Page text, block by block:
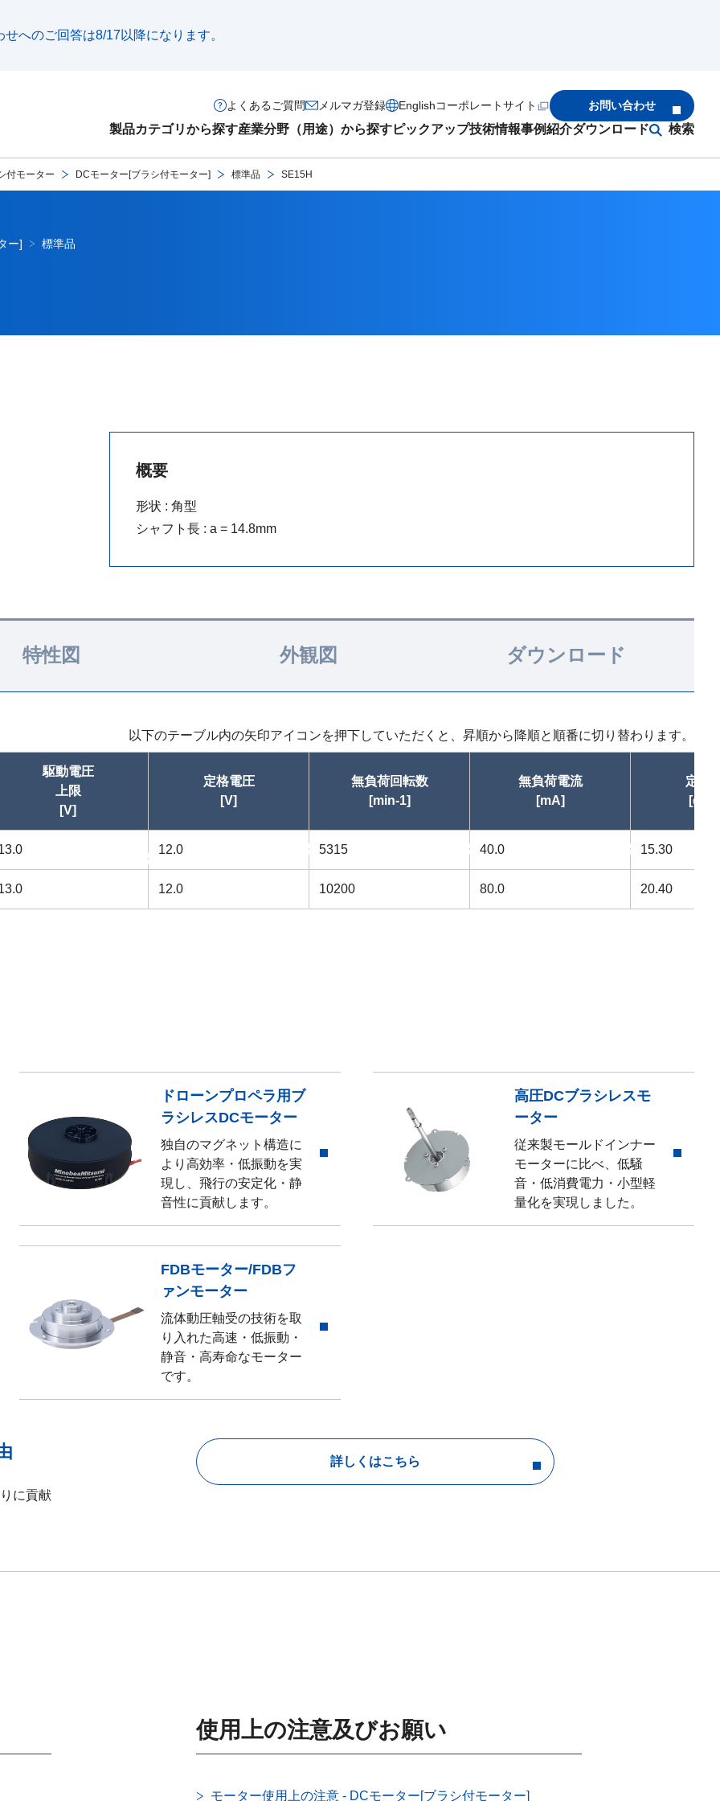
へのご回答は8/17以降になります。
製品カテゴリから探す産業分野（用途）から探すピックアップ技術情報事例紹介ダウンロード 検索
よくあるご質問 メルマガ登録 Englishコーポレートサイト お問い合わせ
付モーター DCモーター[ブラシ付モーター] 標準品 SE15H
ー] 標準品
概要
形状 : 角型
シャフト長 : a = 14.8mm
以下のテーブル内の矢印アイコンを押下していただくと、昇順から降順と順番に切り替わります。
駆動電圧
上限
[V]
定格電圧
[V]
無負荷回転数
[min-1]
無負荷電流
[mA]
定格
[gf･
12.0 5315 40.0 15.30
12.0 10200 80.0 20.40
特性図 外観図 ダウンロード
ドローンプロペラ用ブ
ラシレスDCモーター
独自のマグネット構造に
より高効率・低振動を実
現し、飛行の安定化・静
音性に貢献します。
高圧DCブラシレスモ
ーター
従来製モールドインナー
モーターに比べ、低騒
音・低消費電力・小型軽
量化を実現しました。
FDBモーター/FDBフ
ァンモーター
流体動圧軸受の技術を取
り入れた高速・低振動・
静音・高寿命なモーター
です。
に貢献
詳しくはこちら
使用上の注意及びお願い
モーター使用上の注意 - DCモーター[ブラシ付モーター]